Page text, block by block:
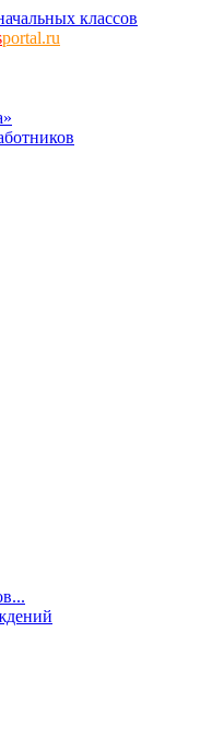
классов
portal.ru